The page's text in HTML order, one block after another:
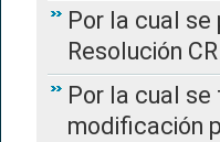
Por la cual
Resolución
Por la cual
modificación